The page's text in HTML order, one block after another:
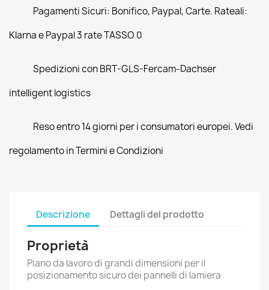
Pagamenti Sicuri: Bonifico, Paypal, Carte. Rateali:
Klarna e Paypal 3 rate TASSO 0
Spedizioni con BRT-GLS-Fercam-Dachser
intelligent logistics
Reso entro 14 giorni per i consumatori europei. Vedi
regolamento in Termini e Condizioni
Descrizione Dettagli del prodotto
Proprietà
Piano da lavoro di grandi dimensioni per il
posizionamento sicuro dei pannelli di lamiera